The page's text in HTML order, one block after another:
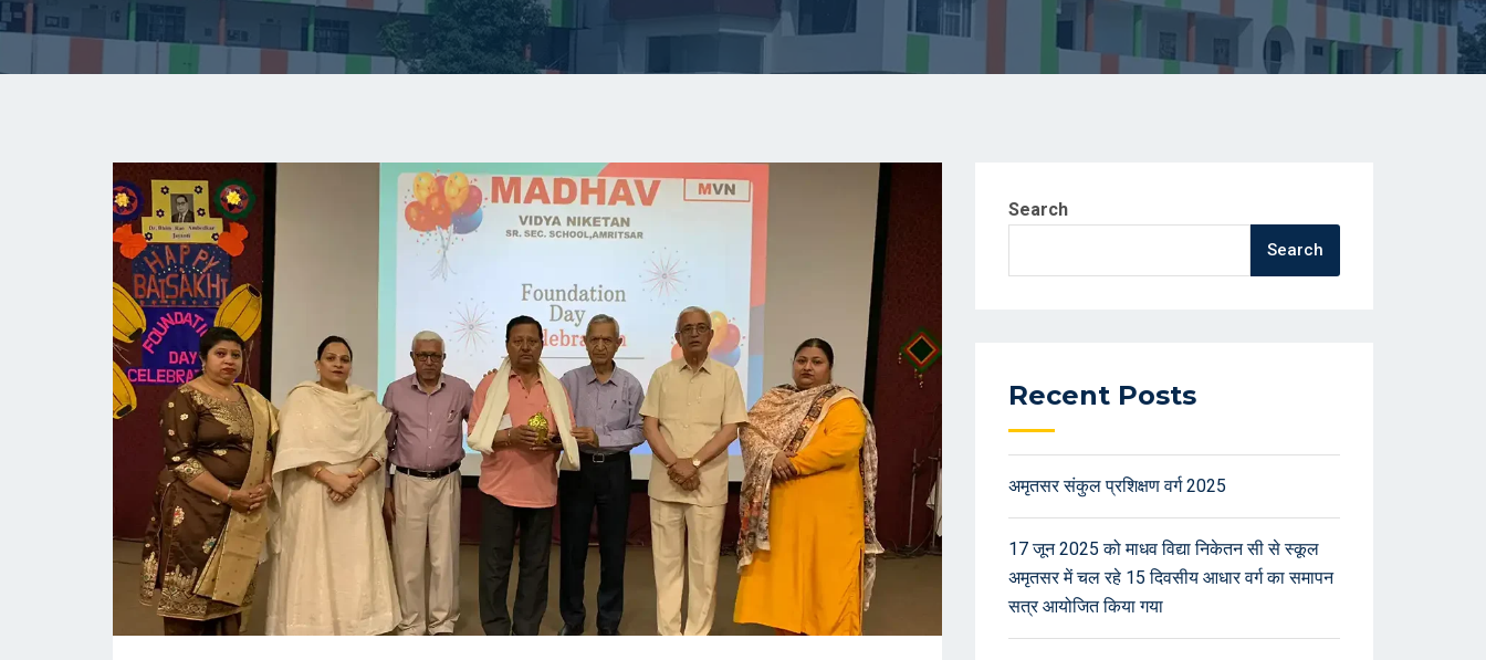
Search
Search
Recent Posts
अमृतसर संकुल प्रशिक्षण वर्ग 2025
17 जून 2025 को माधव विद्या निकेतन सी से स्कूल
अमृतसर में चल रहे 15 दिवसीय आधार वर्ग का समापन
सत्र आयोजित किया गया